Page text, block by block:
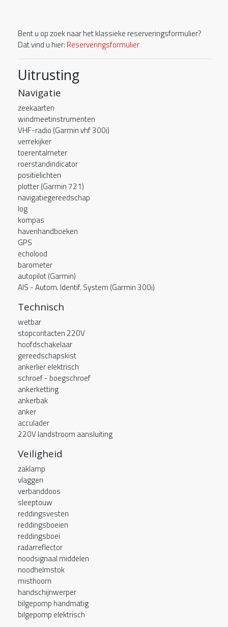
Bent u op zoek naar het klassieke reserveringsformulier?
Dat vind u hier: Reserveringsformulier
Uitrusting
Navigatie
zeekaarten
windmeetinstrumenten
VHF-radio (Garmin vhf 300i)
verrekijker
toerentalmeter
roerstandindicator
positielichten
plotter (Garmin 721)
navigatiegereedschap
log
kompas
havenhandboeken
GPS
echolood
barometer
autopilot (Garmin)
AIS - Autom. Identif. System (Garmin 300i)
Technisch
wetbar
stopcontacten 220V
hoofdschakelaar
gereedschapskist
ankerlier elektrisch
schroef - boegschroef
ankerketting
ankerbak
anker
acculader
220V landstroom aansluiting
Veiligheid
zaklamp
vlaggen
verbanddoos
sleeptouw
reddingsvesten
reddingsboeien
reddingsboei
radarreflector
noodsignaal middelen
noodhelmstok
misthoorn
handschijnwerper
bilgepomp handmatig
bilgepomp elektrisch